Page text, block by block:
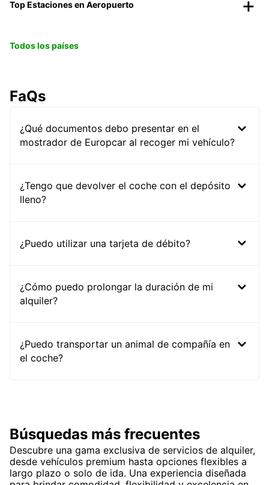
Top Estaciones en Aeropuerto
Todos los países
FaQs
¿Qué documentos debo presentar en el
mostrador de Europcar al recoger mi vehículo?
¿Tengo que devolver el coche con el depósito
lleno?
¿Puedo utilizar una tarjeta de débito?
¿Cómo puedo prolongar la duración de mi
alquiler?
¿Puedo transportar un animal de compañía en
el coche?
Búsquedas más frecuentes
Descubre una gama exclusiva de servicios de alquiler,
desde vehículos premium hasta opciones flexibles a
largo plazo o solo de ida. Una experiencia diseñada